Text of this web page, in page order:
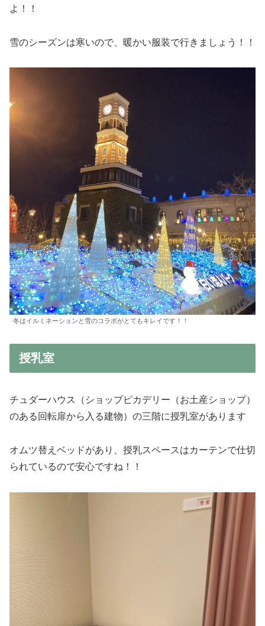
よ！！
雪のシーズンは寒いので、暖かい服装で行きましょう！！
冬はイルミネーションと雪のコラボがとてもキレイです！！
授乳室
チュダーハウス（ショップピカデリー（お土産ショップ）
のある回転扉から入る建物）の三階に授乳室があります
オムツ替えベッドがあり、授乳スペースはカーテンで仕切
られているので安心ですね！！